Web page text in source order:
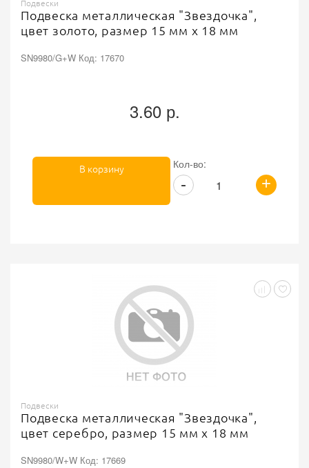
Подвески
Подвеска металлическая "Звездочка",
цвет золото, размер 15 мм х 18 мм
SN9980/G+W Код: 17670
3.60 р.
Кол-во:
+
-
В корзину
Подвески
Подвеска металлическая "Звездочка",
цвет серебро, размер 15 мм х 18 мм
SN9980/W+W Код: 17669